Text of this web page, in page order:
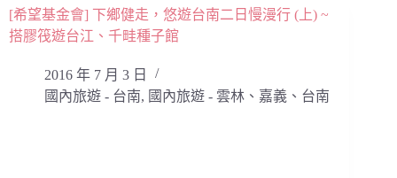
容[希望基金會] 下鄉健走，悠遊台南二日慢漫行 (上) ~
搭膠筏遊台江、千畦種子館
2016 年 7 月 3 日
國內旅遊 - 台南, 國內旅遊 - 雲林、嘉義、台南